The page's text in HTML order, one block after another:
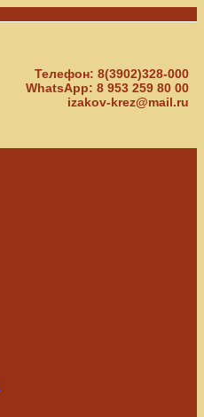
Телефон: 8(3902)328-000
WhatsApp: 8 953 259 80 00
izakov-krez@mail.ru